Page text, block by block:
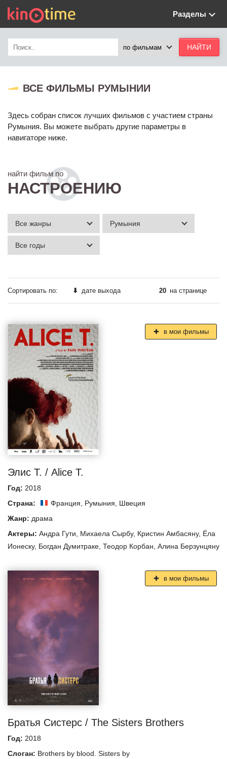
Разделы
ВСЕ ФИЛЬМЫ РУМЫНИИ
Здесь собран список лучших фильмов с участием страны
Румыния. Вы можете выбрать другие параметры в
навигаторе ниже.
найти фильм по
НАСТРОЕНИЮ
Сортировать по: ⬇ дате выхода 20 на странице
Элис Т. / Alice T.
Год: 2018
Страна:
Франция Румыния
Швеция
Жанр: драма
Актеры: Андра Гути Михаела Сырбу, Кристин Амбасяну, Ёла
Ионеску, Богдан Думитраке Теодор Корбан Алина Берзунцяну
в мои фильмы
Братья Систерс / The Sisters Brothers
Год: 2018
Слоган: Brothers by blood. Sisters by
в мои фильмы